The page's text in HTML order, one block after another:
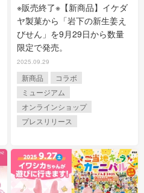
※販売終了※【新商品】イケダ
ヤ製菓から「岩下の新生姜え
びせん」を9月29日から数量
限定で発売。
2025.09.29
新商品
コラボ
ミュージアム
オンラインショップ
プレスリリース